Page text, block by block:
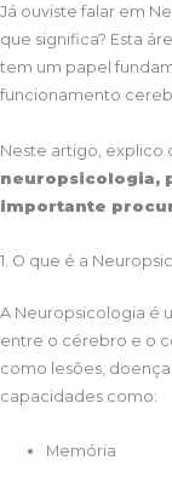
Já ouviste falar em
que significa? Esta
tem um papel
funcionamento
Neste artigo, explico
neuropsicologia,
importante
1. O que é a
A Neuropsicologia é
entre o cérebro e o
como lesões,
capacidades como:
Memória